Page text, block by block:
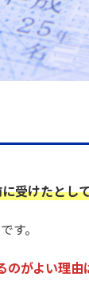
受けたとし
す。
がよい理